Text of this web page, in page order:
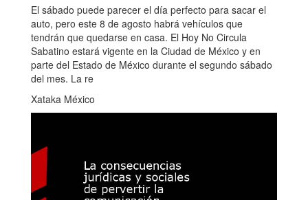
El sábado puede parecer el día perfecto para sacar el
auto, pero este 8 de agosto habrá vehículos que
tendrán que quedarse en casa. El Hoy No Circula
Sabatino estará vigente en la Ciudad de México y en
parte del Estado de México durante el segundo sábado
del mes. La re
Xataka México